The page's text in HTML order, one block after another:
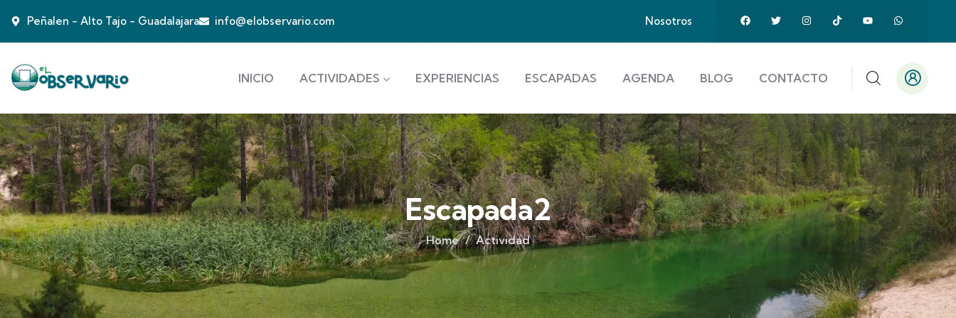
Peñalen - Alto Tajo - Guadalajara info@elobservario.com Nosotros
INICIO ACTIVIDADES EXPERIENCIAS ESCAPADAS AGENDA BLOG CONTACTO
Escapada2
Home Actividad